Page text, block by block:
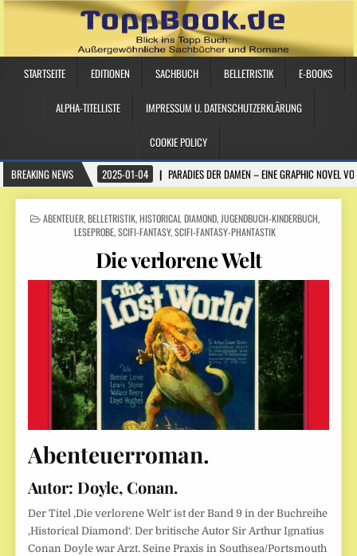
STARTSEITE EDITIONEN SACHBUCH BELLETRISTIK E-BOOKS
ALPHA-TITELLISTE IMPRESSUM U. DATENSCHUTZERKLÄRUNG
COOKIE POLICY
BREAKING NEWS
2025-01-04 PARADIES DER DAMEN – EINE GRAPHIC NOVEL
POSTED IN
ABENTEUER,BELLETRISTIK,HISTORICAL DIAMOND, JUGENDBUCH-KINDERBUCH,
LESEPROBE,SCIFI-FANTASY,SCIFI-FANTASY-PHANTASTIK
Die verlorene Welt
Abenteuerroman.
Autor: Doyle, Conan.
Der Titel ‚Die verlorene Welt‘ ist der Band 9 in der Buchreihe
‚Historical Diamond‘. Der britische Autor Sir Arthur Ignatius
Conan Doyle war Arzt. Seine Praxis in Southsea/Portsmouth